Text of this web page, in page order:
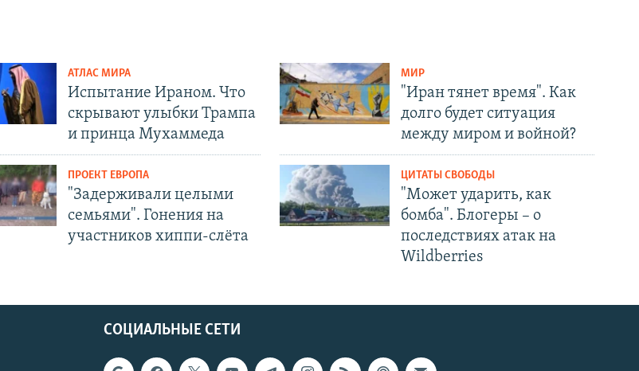
АТЛАС МИРА
Испытание Ираном. Что
скрывают улыбки Трампа
и принца Мухаммеда
ПРОЕКТ ЕВРОПА
"Задерживали целыми
семьями". Гонения на
участников хиппи-слёта
МИР
"Иран тянет время". Как
долго будет ситуация
между миром и войной?
ЦИТАТЫ СВОБОДЫ
"Может ударить, как
бомба". Блогеры – о
последствиях атак на
Wildberries
СОЦИАЛЬНЫЕ СЕТИ